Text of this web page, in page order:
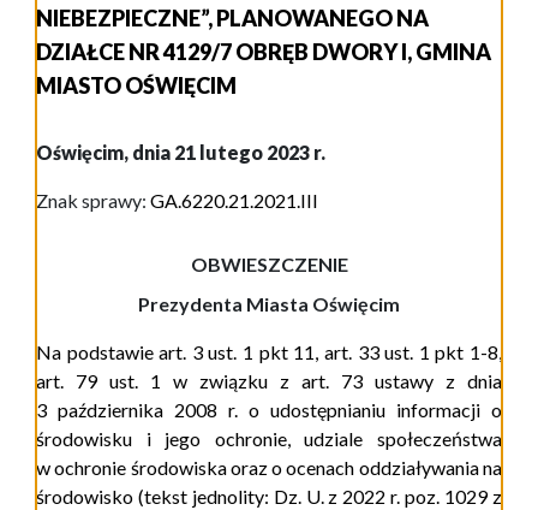
NIEBEZPIECZNE”, PLANOWANEGO NA
DZIAŁCE NR 4129/7 OBRĘB DWORY I, GMINA
MIASTO OŚWIĘCIM
Oświęcim, dnia 21 lutego 2023 r.
Znak sprawy: GA.6220.21.2021.III
OBWIESZCZENIE
Prezydenta Miasta Oświęcim
Na podstawie art. 3 ust. 1 pkt 11, art. 33 ust. 1 pkt 1-8,
art. 79 ust. 1 w związku z art. 73 ustawy z dnia
3 października 2008 r. o udostępnianiu informacji o
środowisku i jego ochronie, udziale społeczeństwa
w ochronie środowiska oraz o ocenach oddziaływania na
środowisko (tekst jednolity: Dz. U. z 2022 r. poz. 1029 z